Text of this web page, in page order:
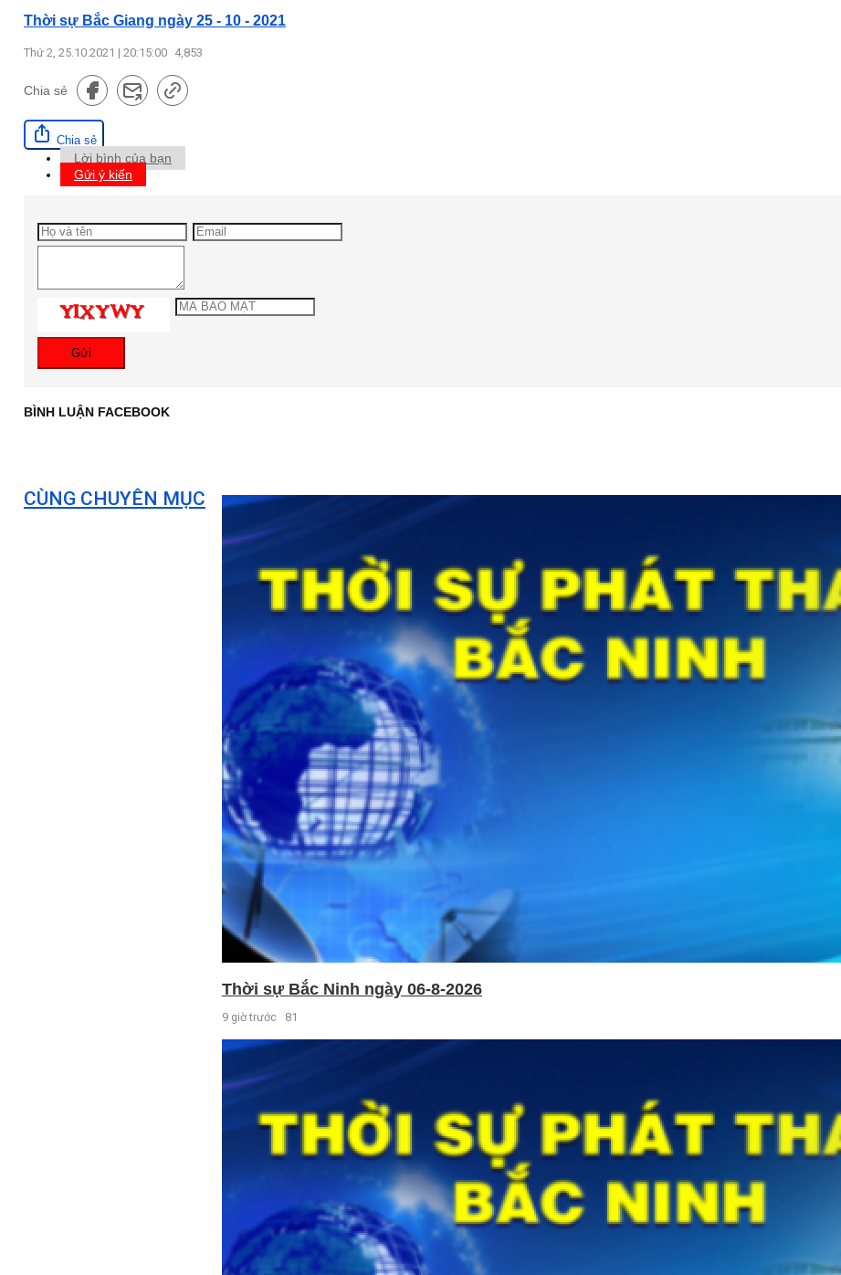
Thời sự Bắc Giang ngày 25 - 10 - 2021
Thứ 2, 25.10.2021 | 20:15:00 4,853
Chia sẻ
Chia sẻ
Lời bình của bạn
Gửi ý kiến
Gửi
BÌNH LUẬN FACEBOOK
CÙNG CHUYÊN MỤC
Thời sự Bắc Ninh ngày 06-8-2026
9 giờ trước 81